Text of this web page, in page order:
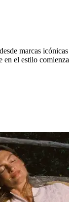
marcas icónicas
en el estilo comienza